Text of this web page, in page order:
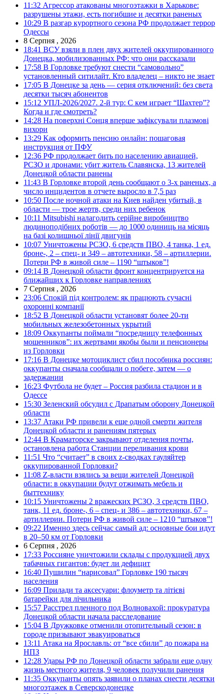
11:32 Агрессор атакованы многоэтажки в Харькове:
разрушены этажи, есть погибшие и десятки раненых
10:29 В разгар курортного сезона РФ продолжает террор
Одессы
8 Серпня , 2026
18:41 ВСУ взяли в плен двух жителей оккупированного
Донецка, мобилизованных РФ: что они рассказали
17:58 В Горловке требуют снести “самовольно”
установленный ситилайт. Кто владелец – никто не знает
17:05 В Донецке за день — серия отключений: без света
десятки тысяч абонентов
15:12 УПЛ-2026/2027. 2-й тур: С кем играет “Шахтер”?
Когда и где смотреть?
14:28 На поверхні Сонця вперше зафіксували плазмові
вихори
13:29 Как оформить пенсию онлайн: пошаговая
инструкция от ПФУ
12:36 РФ продолжает бить по населению авиацией,
РСЗО и дронами: убит житель Славянска, 13 жителей
Донецкой области ранены
11:43 В Горловке второй день сообщают о 3-х раненых, а
число инцидентов в отчете выросло в 7,5 раз
10:50 После ночной атаки на Киев найден убитый, в
области — трое жертв, среди них ребенок
10:11 Mitsubishi налагодить серійне виробництво
людиноподібних роботів — до 1000 одиниць на місяць
на базі колишньої лінії двигунів
10:07 Уничтожены РСЗО, 6 средств ПВО, 4 танка, 1 ед.
броне-, 2 – спец- и 349 – автотехники, 58 – артиллерии.
Потери РФ в живой силе – 1190 “штыков”!
09:14 В Донецкой области фронт концентрируется на
ближайших к Горловке направлениях
7 Серпня , 2026
23:06 Спокій під контролем: як працюють сучасні
охоронні компанії
18:52 В Донецкой области установят более 20-ти
мобильных железобетонных укрытий
18:09 Оккупанты поймали “посредницу телефонных
мошенников”: их жертвами якобы были и пенсионеры
из Горловки
17:16 В Донецке мотоциклист сбил пособника россиян:
оккупанты сначала сообщали о побеге, затем — о
задержании
16:23 Футбола не будет – Россия разбила стадион и в
Одессе
15:30 Зеленский обсудил с Драпатым оборону Донецкой
области
13:37 Атаки РФ привели к еще одной смерти жителя
Донецкой области и ранениям пятерых
12:44 В Краматорске закрывают отделения почты,
остановлена работа Станции переливания крови
11:51 Что “считает” в своих z-сводках гауляйтер
оккупированной Горловки?
11:08 Z-власти взялись за вещи жителей Донецкой
области: в оккупации будут отжимать мебель и
быттехнику
10:15 Уничтожены 2 вражеских РСЗО, 3 средств ПВО,
танк, 11 ед. броне-, 6 – спец- и 386 – автотехники, 67 –
артиллерии. Потери РФ в живой силе – 1210 “штыков”!
09:22 Именно здесь сейчас самый ад: основные бои идут
в 20–50 км от Горловки
6 Серпня , 2026
17:33 Россияне уничтожили склады с продукцией двух
табачных гигантов: будет ли дефицит
16:40 Пушилин “нарисовал” Горловке 190 тысяч
населения
16:09 Прилади та аксесуари: флоуметр та літієві
батарейки для лічильника
15:57 Расстрел пленного под Волновахой: прокуратура
Донецкой области начала расследование
15:04 В Дружковке отменили отопительный сезон: в
городе призывают эвакуироваться
13:11 Атака на Ярославль: от “все сбили” до пожара на
НПЗ
12:28 Удары РФ по Донецкой области забрали еще одну
жизнь местного жителя, 9 человек получили ранения
11:35 Оккупанты опять заявили о планах снести десятки
многоэтажек в Северскодонецке